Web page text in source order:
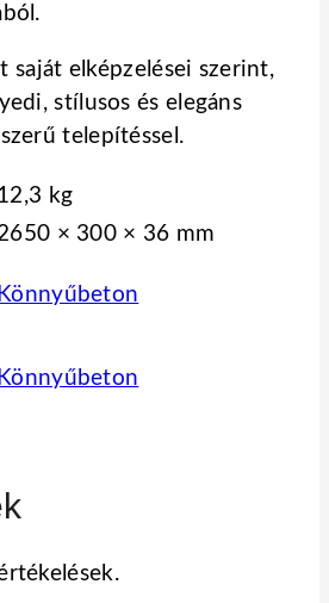
saját elképzelései szerint,
stílusos és elegáns
telepítéssel.
kg
× 300 × 36 mm
Könnyűbeton
Könnyűbeton